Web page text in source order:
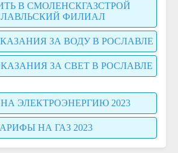
В СМОЛЕНСКГАЗСТРОЙ
ФИЛИАЛ
ЗА ВОДУ В РОСЛАВЛЕ
ЗА СВЕТ В РОСЛАВЛЕ
ЭЛЕКТРОЭНЕРГИЮ 2023
НА ГАЗ 2023